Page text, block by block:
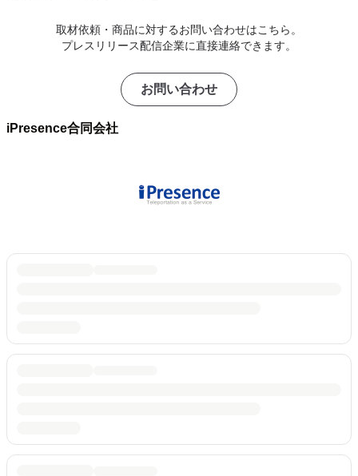
取材依頼・商品に対するお問い合わせはこちら。
プレスリリース配信企業に直接連絡できます。
お問い合わせ
iPresence合同会社